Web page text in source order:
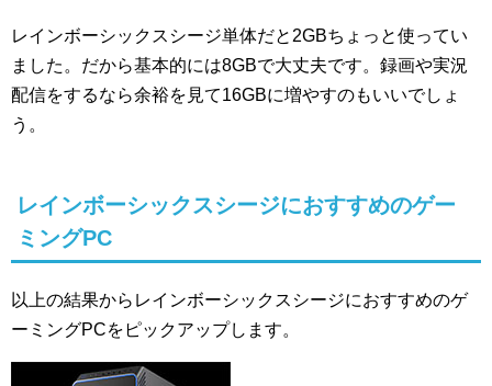
レインボーシックスシージ単体だと2GBちょっと使ってい
ました。だから基本的には8GBで大丈夫です。録画や実況
配信をするなら余裕を見て16GBに増やすのもいいでしょ
う。
レインボーシックスシージにおすすめのゲー
ミングPC
以上の結果からレインボーシックスシージにおすすめのゲ
ーミングPCをピックアップします。